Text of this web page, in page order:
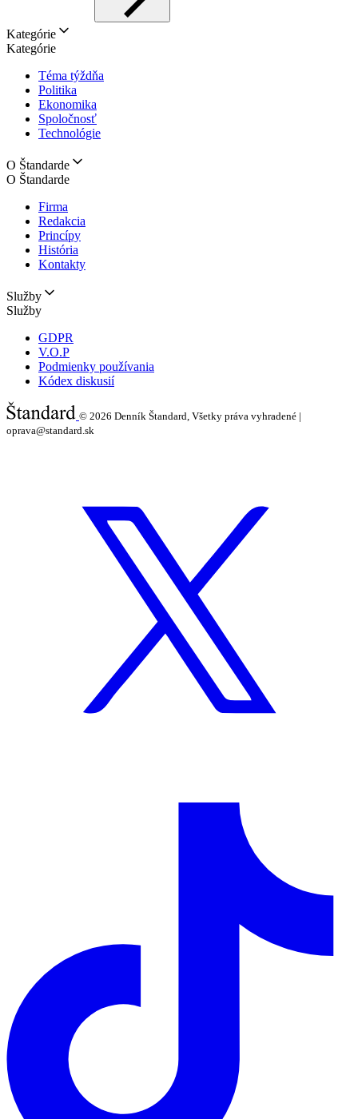
Kategórie
Kategórie
Téma týždňa
Politika
Ekonomika
Spoločnosť
Technológie
O Štandarde
O Štandarde
Firma
Redakcia
Princípy
História
Kontakty
Služby
Služby
GDPR
V.O.P
Podmienky používania
Kódex diskusií
© 2026 Denník Štandard, Všetky práva vyhradené |
oprava@standard.sk